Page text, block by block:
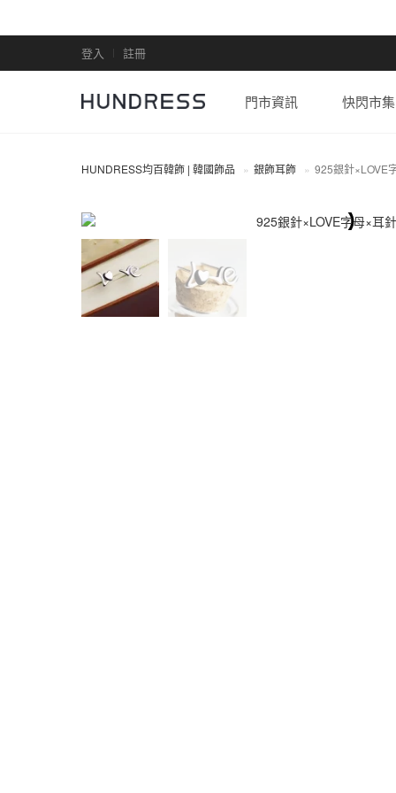
登入 註冊
門市資訊 快閃市集
HUNDRESS均百韓飾 | 韓國飾品 銀飾耳飾 925銀針×LOVE
全部商品